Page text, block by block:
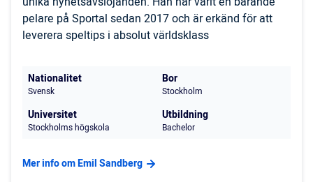
pelare på Sportal sedan 2017 och är erkänd för att
leverera speltips i absolut världsklass
Nationalitet
Svensk
Bor
Stockholm
Universitet
Stockholms högskola
Utbildning
Bachelor
Mer info om Emil Sandberg